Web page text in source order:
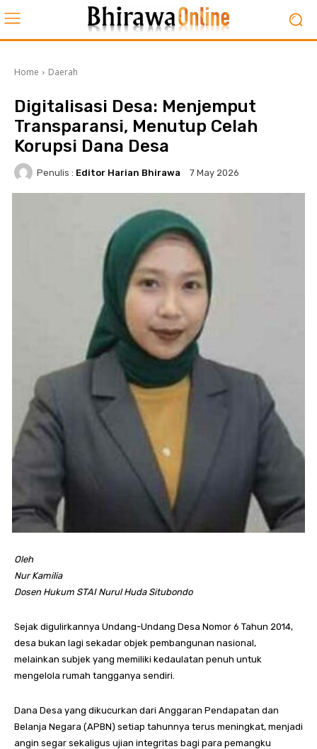
Home Daerah
Digitalisasi Desa: Menjemput
Transparansi, Menutup Celah
Korupsi Dana Desa
Penulis : Editor Harian Bhirawa 7 May 2026
Oleh
Nur Kamilia
Dosen Hukum STAI Nurul Huda Situbondo
Sejak digulirkannya Undang-Undang Desa Nomor 6 Tahun 2014,
desa bukan lagi sekadar objek pembangunan nasional,
melainkan subjek yang memiliki kedaulatan penuh untuk
mengelola rumah tangganya sendiri.
Dana Desa yang dikucurkan dari Anggaran Pendapatan dan
Belanja Negara (APBN) setiap tahunnya terus meningkat, menjadi
angin segar sekaligus ujian integritas bagi para pemangku